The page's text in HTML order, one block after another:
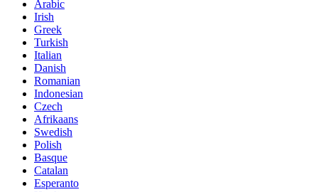
Arabic
Irish
Greek
Turkish
Italian
Danish
Romanian
Indonesian
Czech
Afrikaans
Swedish
Polish
Basque
Catalan
Esperanto